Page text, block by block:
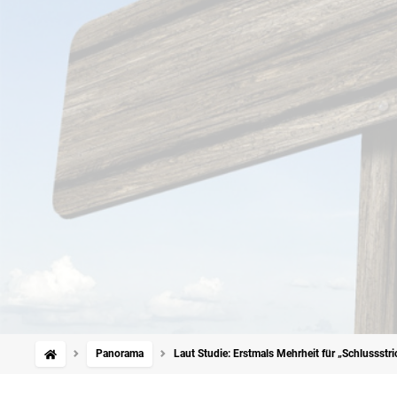
Panorama Laut Studie: Erstmals Mehrheit für